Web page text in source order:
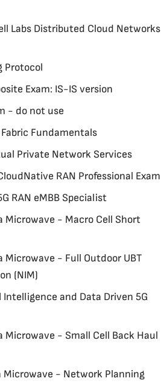
Labs Distributed Cloud Networks
Protocol
Exam: IS-IS version
- do not use
Fundamentals
Private Network Services
RAN Professional Exam
RAN eMBB Specialist
Microwave - Macro Cell Short
Microwave - Full Outdoor UBT
(NIM)
and Data Driven 5G
Microwave - Small Cell Back Haul
Microwave - Network Planning